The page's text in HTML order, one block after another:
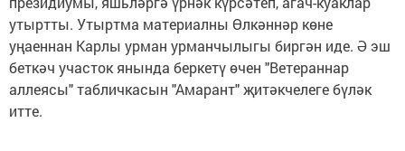
утыртты. Утыртма материалны Өлкәннәр көне
уңаеннан Карлы урман урманчылыгы биргән иде. Ә эш
беткәч участок янында беркетү өчен "Ветераннар
аллеясы" табличкасын "Амарант" җитәкчелеге бүләк
итте.